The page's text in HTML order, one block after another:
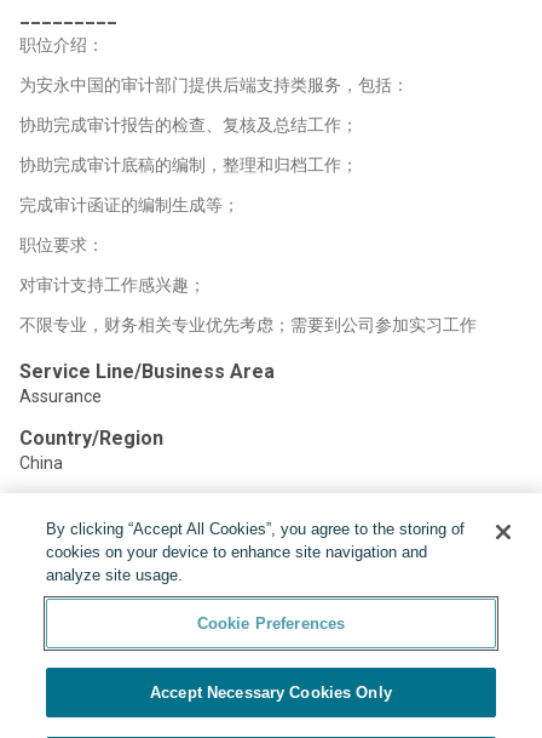
职位介绍：
为安永中国的审计部门提供后端支持类服务，包括：
协助完成审计报告的检查、复核及总结工作；
协助完成审计底稿的编制，整理和归档工作；
完成审计函证的编制生成等；
职位要求：
对审计支持工作感兴趣；
不限专业，财务相关专业优先考虑；需要到公司参加实习工作
Service Line/Business Area
Assurance
Country/Region
China
Share:
By clicking “Accept All Cookies”, you agree to the storing of
cookies on your device to enhance site navigation and
analyze site usage.
Cookie Preferences
Accept Necessary Cookies Only